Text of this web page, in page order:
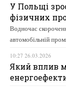
У Польщі
фізичних
Водночас
автомобільній
10:27 26.03.2026
Який вплив